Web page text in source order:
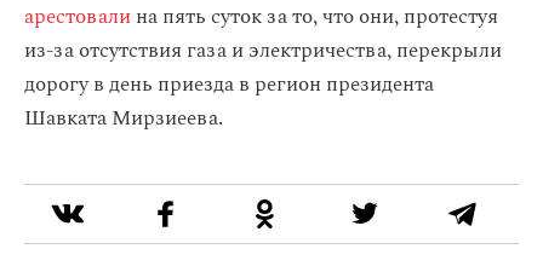
арестовалина пять суток за то, что они, протестуя
из-за отсутствия газа и электричества, перекрыли
дорогу в день приезда в регион президента
Шавката Мирзиеева.